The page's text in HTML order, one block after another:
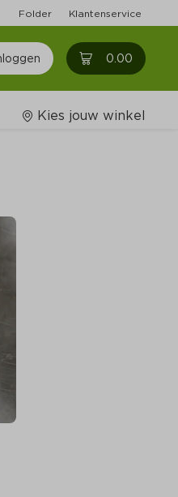
Folder Klantenservice
0.00 0
Kies jouw winkel